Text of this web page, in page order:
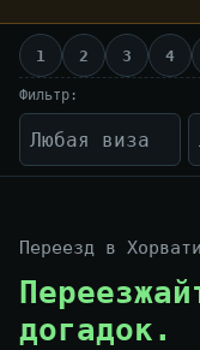
1 2 3 4
Фильтр:
Переезд в
догадок.